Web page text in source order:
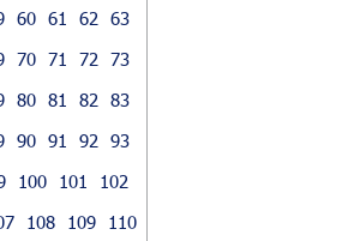
60 61 62
63
70 71 72
73
80 81 82
83
90 91 92
93
100 101
102
108 109
110